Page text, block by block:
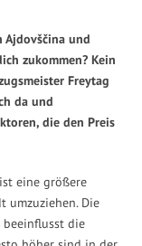
Ajdovščina und
zukommen? Kein
Freytag
da und
die den Preis
eine größere
umzuziehen. Die
die